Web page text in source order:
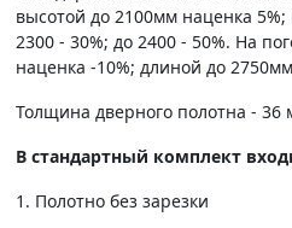
высотой до 2100мм наценка
2300 - 30%; до 2400 - 50%. На
наценка -10%; длиной до
Толщина дверного полотна - 36
В стандартный комплект
1. Полотно без зарезки